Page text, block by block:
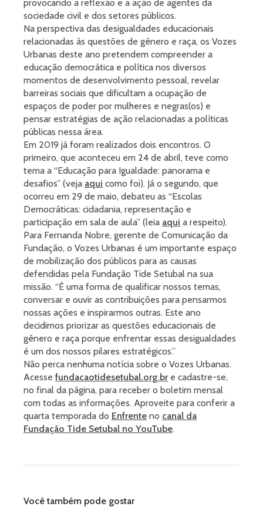
provocando a reflexão e a ação de agentes da
sociedade civil e dos setores públicos.
Na perspectiva das desigualdades educacionais
relacionadas às questões de gênero e raça, os Vozes
Urbanas deste ano pretendem compreender a
educação democrática e política nos diversos
momentos de desenvolvimento pessoal, revelar
barreiras sociais que dificultam a ocupação de
espaços de poder por mulheres e negras(os) e
pensar estratégias de ação relacionadas a políticas
públicas nessa área.
Em 2019 já foram realizados dois encontros. O
primeiro, que aconteceu em 24 de abril, teve como
tema a “Educação para Igualdade: panorama e
desafios” (veja aqui como foi). Já o segundo, que
ocorreu em 29 de maio, debateu as “Escolas
Democráticas: cidadania, representação e
participação em sala de aula” (leia aqui a respeito).
Para Fernanda Nobre, gerente de Comunicação da
Fundação, o Vozes Urbanas é um importante espaço
de mobilização dos públicos para as causas
defendidas pela Fundação Tide Setubal na sua
missão. “É uma forma de qualificar nossos temas,
conversar e ouvir as contribuições para pensarmos
nossas ações e inspirarmos outras. Este ano
decidimos priorizar as questões educacionais de
gênero e raça porque enfrentar essas desigualdades
é um dos nossos pilares estratégicos.”
Não perca nenhuma notícia sobre o Vozes Urbanas.
Acesse fundacaotidesetubal.org.bre cadastre-se,
no final da página, para receber o boletim mensal
com todas as informações. Aproveite para conferir a
quarta temporada do Enfrente no canal da
Fundação Tide Setubal no YouTube.
Você também pode gostar